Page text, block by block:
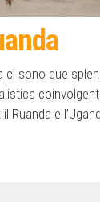
ci sono due
Ruanda e